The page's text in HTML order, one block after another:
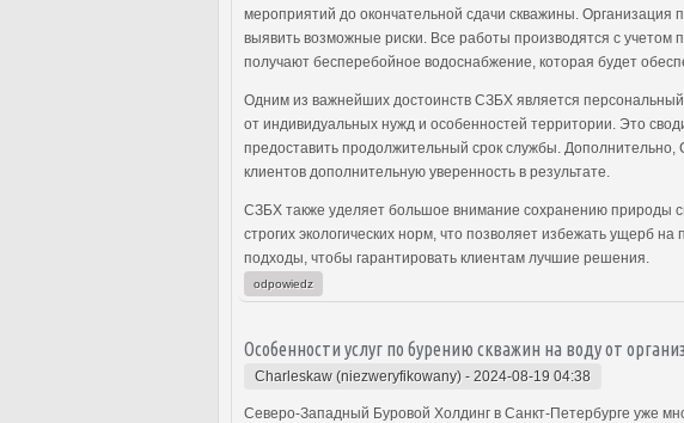
мероприятий до окончательной сдачи скважины. Организация
выявить возможные риски. Все работы производятся с
получают бесперебойное водоснабжение, которая будет
Одним из важнейших достоинств СЗБХ является
от индивидуальных нужд и особенностей территории. Это
предоставить продолжительный срок службы.
клиентов дополнительную уверенность в результате.
СЗБХ также уделяет большое внимание сохранению природы
строгих экологических норм, что позволяет избежать ущерб
подходы, чтобы гарантировать клиентам лучшие решения.
odpowiedz
Особенности услуг по бурению скважин на воду от
Charleskaw (niezweryfikowany) - 2024-08-19 04:38
Северо-Западный Буровой Холдинг в Санкт-Петербурге уже